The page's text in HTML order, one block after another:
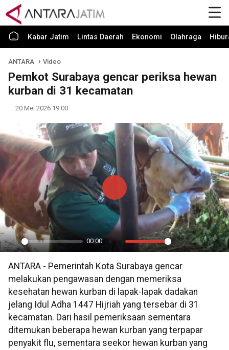
Kabar Jatim Lintas Daerah Ekonomi Olahraga
ANTARA Video
Pemkot Surabaya gencar periksa hewan
kurban di 31 kecamatan
20 Mei 2026 19:00
Play
00:00
Mute Settings
PIP
Play
ANTARA - Pemerintah Kota Surabaya gencar
melakukan pengawasan dengan memeriksa
kesehatan hewan kurban di lapak-lapak dadakan
jelang Idul Adha 1447 Hijriah yang tersebar di 31
kecamatan. Dari hasil pemeriksaan sementara
ditemukan beberapa hewan kurban yang terpapar
penyakit flu, sementara seekor hewan kurban yang